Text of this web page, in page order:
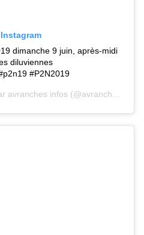
‪dimanche 9 juin, après-midi
diluviennes
#P2N2019
avranches infos (@avranches.infos) le 11 Juin 2019 à 12 :20 PDT